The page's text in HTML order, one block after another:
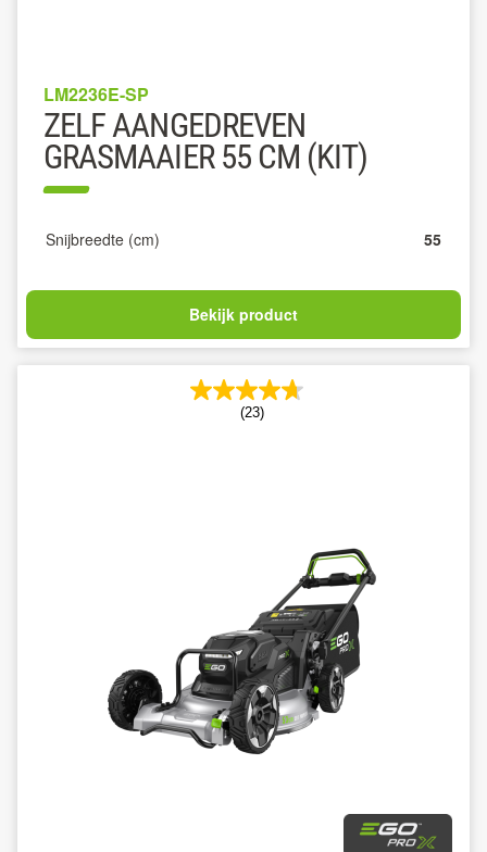
LM2236E-SP
ZELF AANGEDREVEN
GRASMAAIER 55 CM (KIT)
Snijbreedte (cm) 55
Bekijk product
(23)